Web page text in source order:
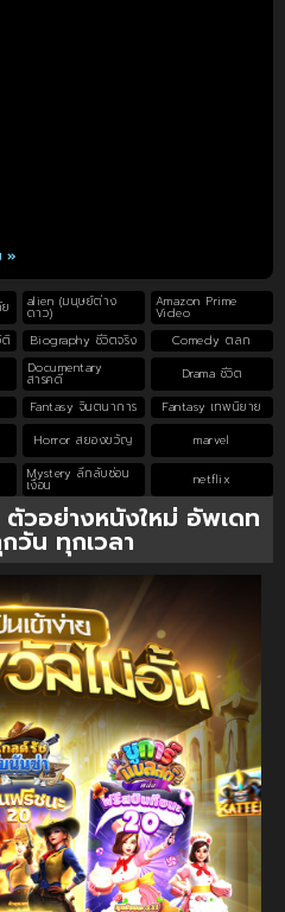
»
alien (มนุษย์ต่าง
ดาว)
Amazon Prime
Video
ติ Biography ชีวิตจริง
Comedy ตลก
Documentary
สารคดี
Drama ชีวิต
Fantasy จินตนาการ
Fantasy เทพนิยาย
Horror สยองขวัญ marvel
Mystery ลึกลับซ่อน
เงื่อน netflix
วอย่างหนังใหม่ อัพเดท
วัน ทุกเวลา